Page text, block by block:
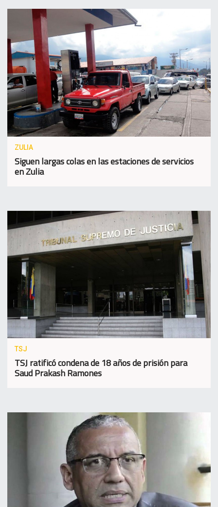
ZULIA
Siguen largas colas en las estaciones de servicios
en Zulia
TSJ
TSJ ratificó condena de 18 años de prisión para
Saud Prakash Ramones